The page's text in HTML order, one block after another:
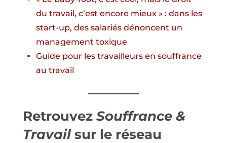
du travail, c’est encore mieux » : dans les
start-up, des salariés dénoncent un
management toxique
Guide pour les travailleurs en souffrance
au travail
Retrouvez Souffrance &
Travailsur le réseau